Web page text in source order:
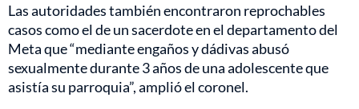
Las autoridades también encontraron reprochables
casos como el de un sacerdote en el departamento del
Meta que “mediante engaños y dádivas abusó
sexualmente durante 3 años de una adolescente que
asistía su parroquia”, amplió el coronel.